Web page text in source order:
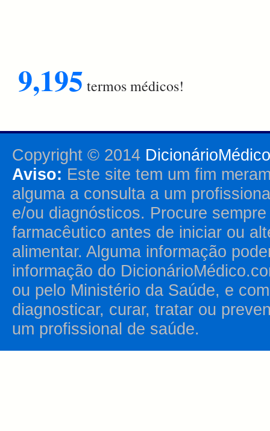
9,195 termos médicos!
Copyright © 2014
Aviso: Este site tem um fim
alguma a consulta a um
e/ou diagnósticos. Procure
farmacêutico antes de iniciar ou
alimentar. Alguma informação
informação do
ou pelo Ministério da Saúde, e
diagnosticar, curar, tratar ou
um profissional de saúde.